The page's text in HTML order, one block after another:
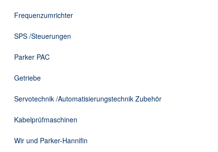
Frequenzumrichter
SPS /Steuerungen
Parker PAC
Getriebe
Servotechnik /Automatisierungstechnik Zubehör
Kabelprüfmaschinen
Wir und Parker-Hannifin